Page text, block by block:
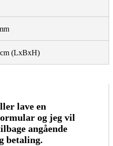
(LxBxH)
lave en
og jeg vil
angående
betaling.